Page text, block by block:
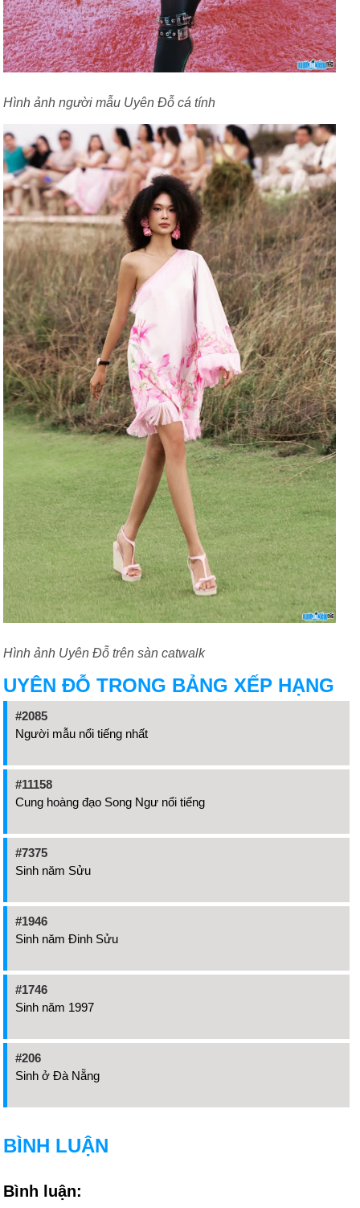
Hình ảnh người mẫu Uyên Đỗ cá tính
Hình ảnh Uyên Đỗ trên sàn catwalk
UYÊN ĐỖ TRONG BẢNG XẾP HẠNG
#2085
Người mẫu nổi tiếng nhất
#11158
Cung hoàng đạo Song Ngư nổi tiếng
#7375
Sinh năm Sửu
#1946
Sinh năm Đinh Sửu
#1746
Sinh năm 1997
#206
Sinh ở Đà Nẵng
BÌNH LUẬN
Bình luận: